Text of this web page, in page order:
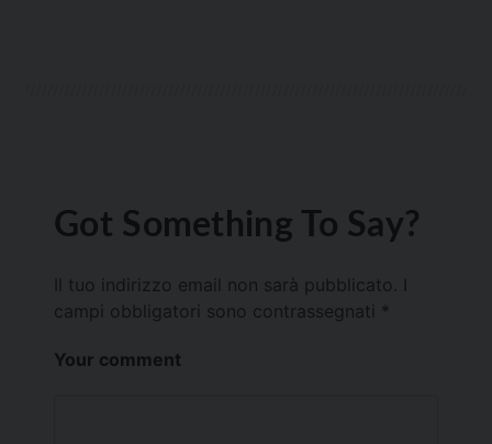
Got Something To Say?
Il tuo indirizzo email non sarà pubblicato.
campi obbligatori sono contrassegnati *
Your comment